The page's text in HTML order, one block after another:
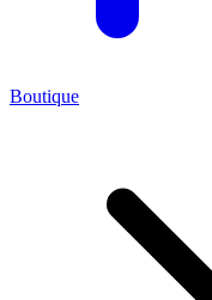
Boutique